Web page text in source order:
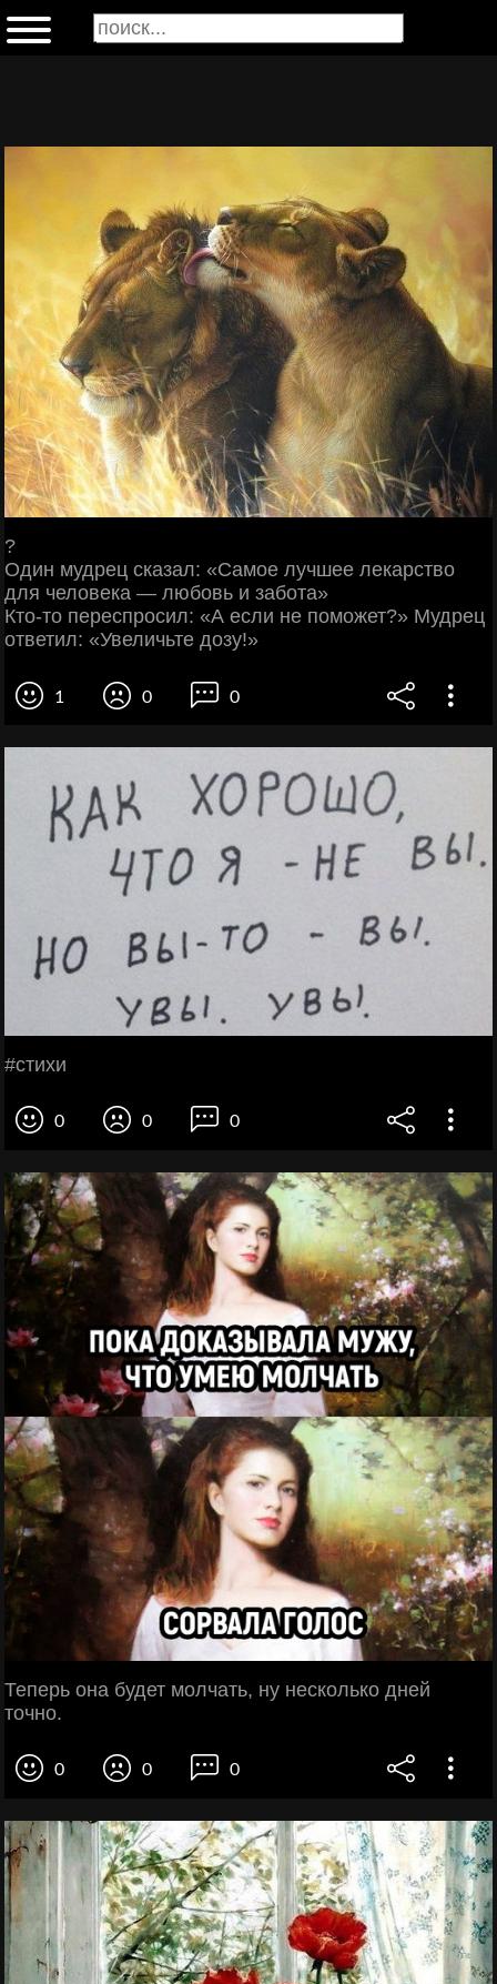
?
Один мудрец сказал: «Самое лучшее лекарство
для человека — любовь и забота»
Кто-то переспросил: «А если не поможет?» Мудрец
ответил: «Увеличьте дозу!»
1 0 0
#стихи
0 0 0
Теперь она будет молчать, ну несколько дней
точно.
0 0 0